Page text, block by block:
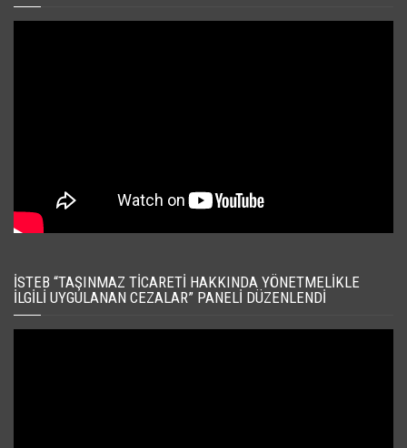
İSTEB “TAŞINMAZ TICARETI HAKKINDA YÖNETMELIKLE
İLGILI UYGULANAN CEZALAR” PANELI DÜZENLENDI